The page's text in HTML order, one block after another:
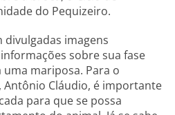
do Pequizeiro.
divulgadas imagens
sobre sua fase
mariposa. Para o
Antônio Cláudio, é importante
para que se possa